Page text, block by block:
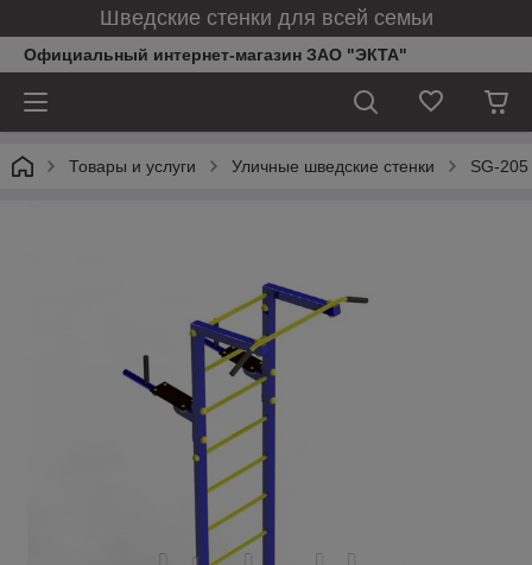
Шведские стенки для всей семьи
Официальный интернет-магазин ЗАО "ЭКТА"
Товары и услуги Уличные шведские стенки SG-